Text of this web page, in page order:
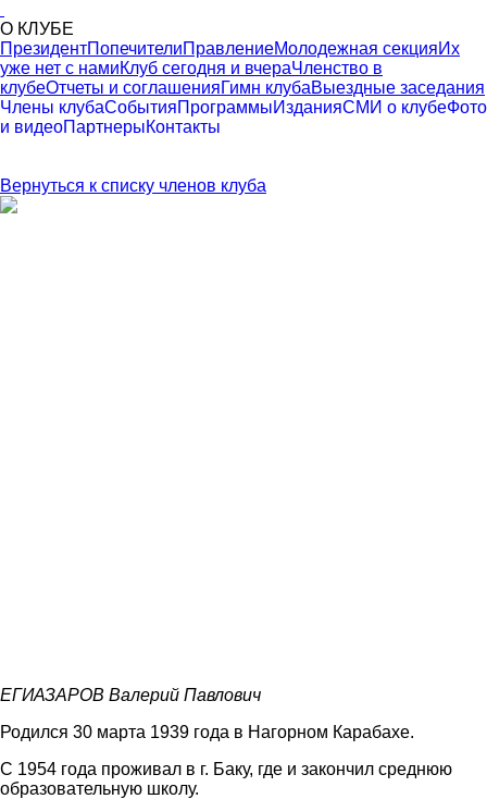
О КЛУБЕ
ПрезидентПопечителиПравлениеМолодежная секцияИх
уже нет с намиКлуб сегодня и вчераЧленство в
клубеОтчеты и соглашенияГимн клубаВыездные заседания
Члены клубаСобытияПрограммыИзданияСМИ о клубеФото
и видеоПартнерыКонтакты
Вернуться к списку членов клуба
ЕГИАЗАРОВ Валерий Павлович
Родился 30 марта 1939 года в Нагорном Карабахе.
С 1954 года проживал в г. Баку, где и закончил среднюю
образовательную школу.